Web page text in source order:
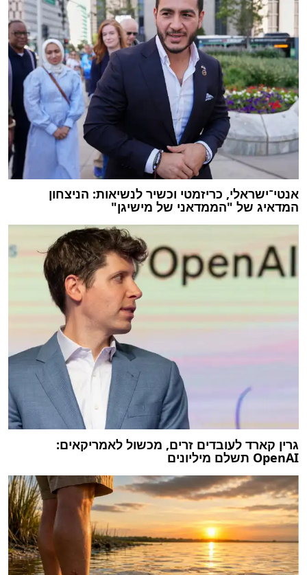
אנטי־ישראלי, כריזמטי וכשיר לנשיאות: הניצחון
המדאיג של "הממדאני של מישיגן"
גרין קארד לעובדים זרים, מכשול לאמריקאים:
OpenAI תשלם מיליונים